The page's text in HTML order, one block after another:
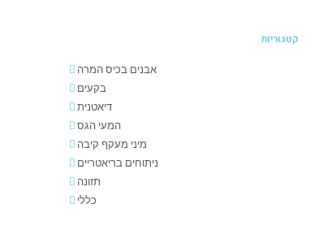
קטגוריות
אבנים בכיס המרה
בקעים
דיאטנית
המעי הגס
מיני מעקף קיבה
ניתוחים בריאטריים
תזונה
כללי